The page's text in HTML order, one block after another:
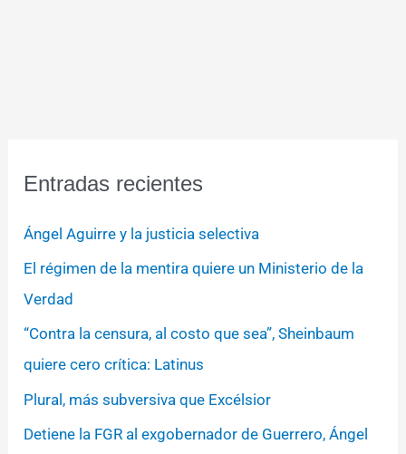
Entradas recientes
Ángel Aguirre y la justicia selectiva
El régimen de la mentira quiere un Ministerio de la
Verdad
“Contra la censura, al costo que sea”, Sheinbaum
quiere cero crítica: Latinus
Plural, más subversiva que Excélsior
Detiene la FGR al exgobernador de Guerrero, Ángel